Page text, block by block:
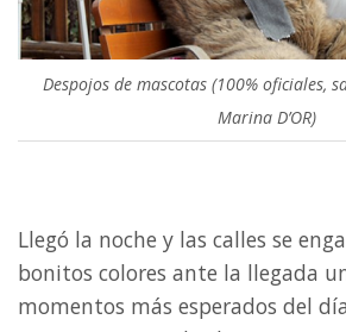
Despojos de mascotas (100% oficiales,
Marina D’OR)
Llegó la noche y las calles se
bonitos colores ante la llegada
momentos más esperados del